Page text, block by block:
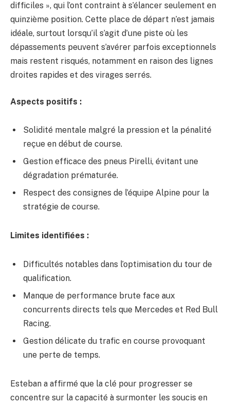
difficiles », qui l’ont contraint à s’élancer seulement en
quinzième position. Cette place de départ n’est jamais
idéale, surtout lorsqu’il s’agit d’une piste où les
dépassements peuvent s’avérer parfois exceptionnels
mais restent risqués, notamment en raison des lignes
droites rapides et des virages serrés.
Aspects positifs :
Solidité mentale malgré la pression et la pénalité
reçue en début de course.
Gestion efficace des pneus Pirelli, évitant une
dégradation prématurée.
Respect des consignes de l’équipe Alpine pour la
stratégie de course.
Limites identifiées :
Difficultés notables dans l’optimisation du tour de
qualification.
Manque de performance brute face aux
concurrents directs tels que Mercedes et Red Bull
Racing.
Gestion délicate du trafic en course provoquant
une perte de temps.
Esteban a affirmé que la clé pour progresser se
concentre sur la capacité à surmonter les soucis en